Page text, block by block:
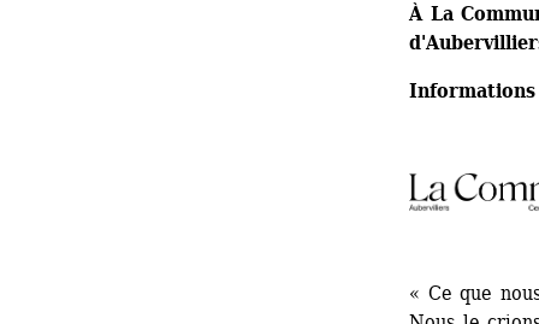
À La
« Ce que